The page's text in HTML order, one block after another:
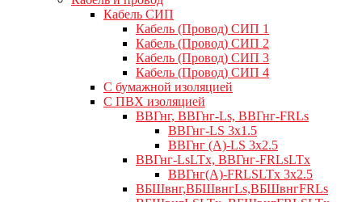
Кабель СИП
Кабель (Провод) СИП 1
Кабель (Провод) СИП 2
Кабель (Провод) СИП 3
Кабель (Провод) СИП 4
С бумажной изоляцией
С ПВХ изоляцией
ВВГнг, ВВГнг-Ls, ВВГнг-FRLs
ВВГнг-LS 3х1.5
ВВГнг (А)-LS 3х2.5
ВВГнг-LsLTx, ВВГнг-FRLsLTx
ВВГнг(А)-FRLSLTx 3х2.5
ВБШвнг,ВБШвнгLs,ВБШвнгFRLs